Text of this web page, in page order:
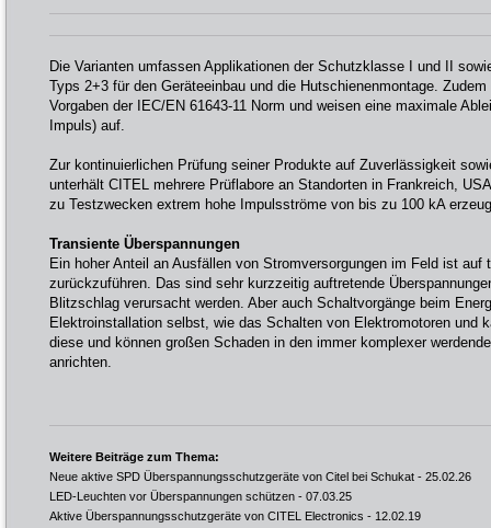
Die Varianten umfassen Applikationen der Schutzklasse I und II
Typs 2+3 für den Geräteeinbau und die Hutschienenmontage.
Vorgaben der IEC/EN 61643-11 Norm und weisen eine maximale
Impuls) auf.
Zur kontinuierlichen Prüfung seiner Produkte auf Zuverlässigkeit
unterhält CITEL mehrere Prüflabore an Standorten in Frankreich,
zu Testzwecken extrem hohe Impulsströme von bis zu 100 kA
Transiente Überspannungen
Ein hoher Anteil an Ausfällen von Stromversorgungen im Feld ist auf
zurückzuführen. Das sind sehr kurzzeitig auftretende
Blitzschlag verursacht werden. Aber auch Schaltvorgänge beim
Elektroinstallation selbst, wie das Schalten von Elektromotoren und
diese und können großen Schaden in den immer komplexer
anrichten.
Weitere Beiträge zum Thema:
Neue aktive SPD Überspannungsschutzgeräte von Citel bei Schukat - 25.02.26
LED-Leuchten vor Überspannungen schützen - 07.03.25
Aktive Überspannungsschutzgeräte von CITEL Electronics - 12.02.19